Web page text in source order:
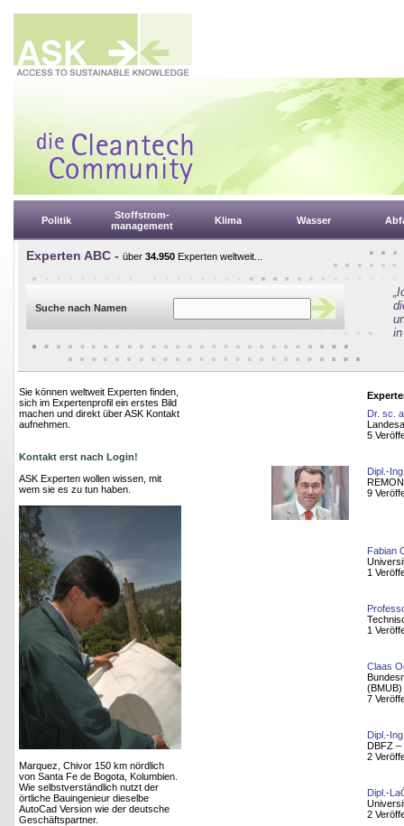
Politik
Stoffstrom-
management
Klima Wasser
Experten ABC - über 34.950 Experten weltweit...
Suche nach Namen
Sie können weltweit Experten finden,
sich im Expertenprofil ein erstes Bild
machen und direkt über ASK Kontakt
aufnehmen.
Kontakt erst nach Login!
ASK Experten wollen wissen, mit
wem sie es zu tun haben.
Marquez, Chivor 150 km nördlich
von Santa Fe de Bogota, Kolumbien.
Wie selbstverständlich nutzt der
örtliche Bauingenieur dieselbe
AutoCad Version wie der deutsche
Geschäftspartner.
Dr. sc.
5
Dipl.-
9
Fabian
1
1
Claas
(BMUB)
7
Dipl.-
DBFZ –
2
Dipl.-
2